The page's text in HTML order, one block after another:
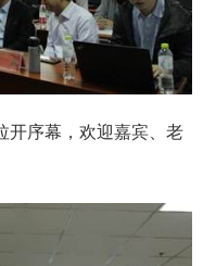
开序幕，欢迎嘉宾、老